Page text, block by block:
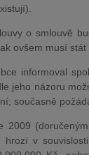
o smlouvě
ovšem musí stát
informoval
jeho názoru
současně
2009
v